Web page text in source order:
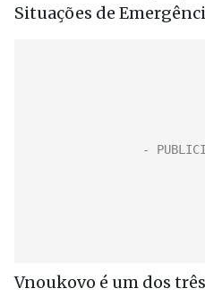
Situações de
Vnoukovo é um dos